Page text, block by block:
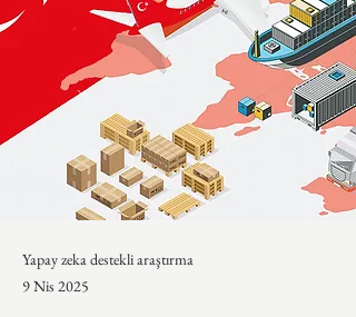
Yapay zeka destekli araştırma
9 Nis 2025